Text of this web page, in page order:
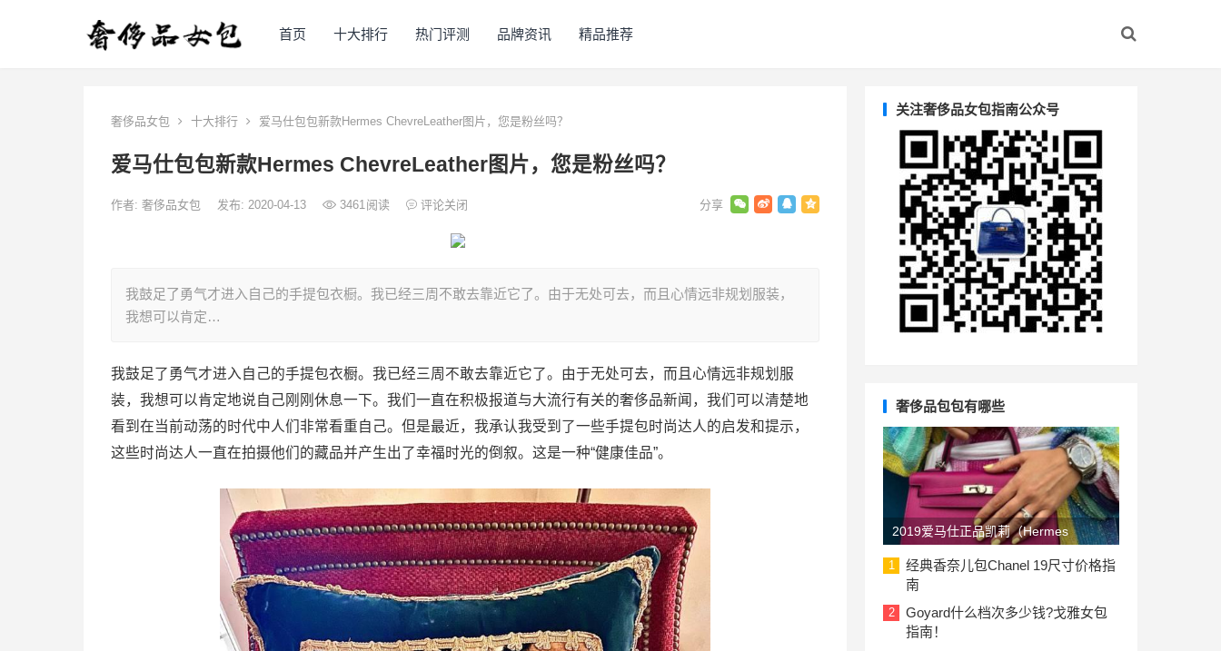
首页 十大排行 热门评测 品牌资讯 精品推荐
奢侈品女包 十大排行 爱马仕包包新款Hermes ChevreLeather图片，您是粉丝吗？
爱马仕包包新款Hermes ChevreLeather图片，您是粉丝吗？
作者: 奢侈品女包 发布: 2020-04-13 3461阅读 评论关闭
我鼓足了勇气才进入自己的手提包衣橱。我已经三周不敢去靠近它了。由于无处可去，而且心情远非规划服装，
我想可以肯定…
我鼓足了勇气才进入自己的手提包衣橱。我已经三周不敢去靠近它了。由于无处可去，而且心情远非规划服
装，我想可以肯定地说自己刚刚休息一下。我们一直在积极报道与大流行有关的奢侈品新闻，我们可以清楚地
看到在当前动荡的时代中人们非常看重自己。但是最近，我承认我受到了一些手提包时尚达人的启发和提示，
这些时尚达人一直在拍摄他们的藏品并产生出了幸福时光的倒叙。这是一种“健康佳品”。
关注奢侈品女包指南公众号
奢侈品包包有哪些
2019爱马仕正品凯莉（Hermes
Kelly）包包价格一览表：美国与欧洲
1
经典香奈儿包Chanel 19尺寸价格指
南
2
Goyard什么档次多少钱?戈雅女包
指南！